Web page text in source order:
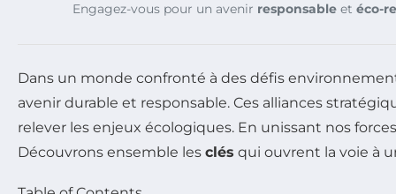
Engagez-vous pour un avenir responsable et éco-
Dans un monde confronté à des défis
avenir durable et responsable. Ces alliances
relever les enjeux écologiques. En unissant nos
Découvrons ensemble les clés qui ouvrent la voie à